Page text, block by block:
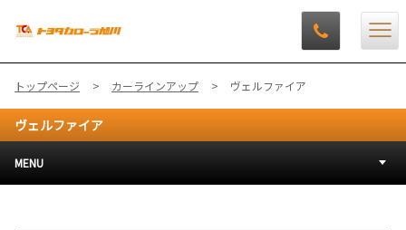
トップページ カーラインアップ ヴェルファイア
ヴェルファイア
MENU